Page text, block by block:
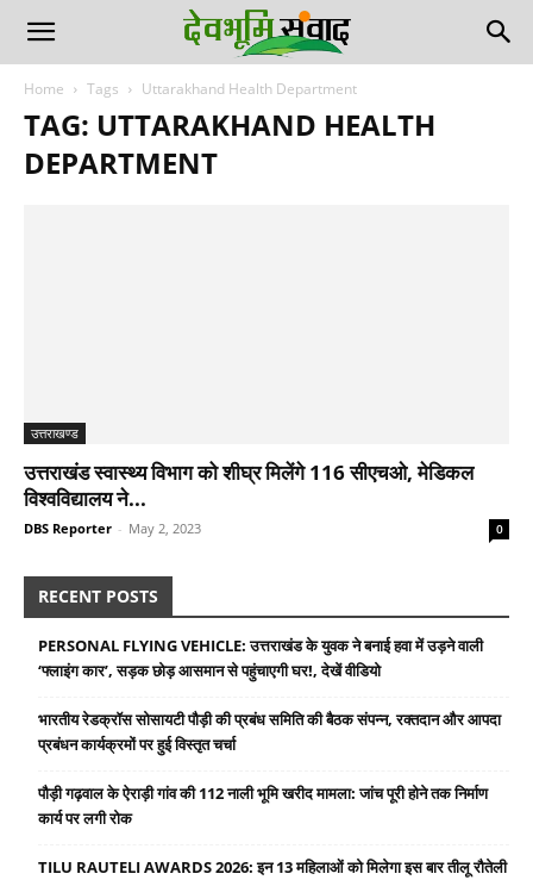
Home Tags Uttarakhand Health Department
TAG: UTTARAKHAND HEALTH
DEPARTMENT
उत्तराखण्ड
उत्तराखंड स्वास्थ्य विभाग को शीघ्र मिलेंगे 116 सीएचओ, मेडिकल
विश्वविद्यालय ने...
DBS Reporter - May 2, 2023 0
RECENT POSTS
PERSONAL FLYING VEHICLE: उत्तराखंड के युवक ने बनाई हवा में उड़ने वाली
‘फ्लाइंग कार’, सड़क छोड़ आसमान से पहुंचाएगी घर!, देखें वीडियो
भारतीय रेडक्रॉस सोसायटी पौड़ी की प्रबंध समिति की बैठक संपन्न, रक्तदान और आपदा
प्रबंधन कार्यक्रमों पर हुई विस्तृत चर्चा
पौड़ी गढ़वाल के ऐराड़ी गांव की 112 नाली भूमि खरीद मामला: जांच पूरी होने तक निर्माण
कार्य पर लगी रोक
TILU RAUTELI AWARDS 2026: इन 13 महिलाओं को मिलेगा इस बार तीलू रौतेली